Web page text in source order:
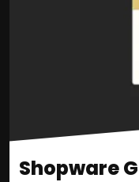
Shopware